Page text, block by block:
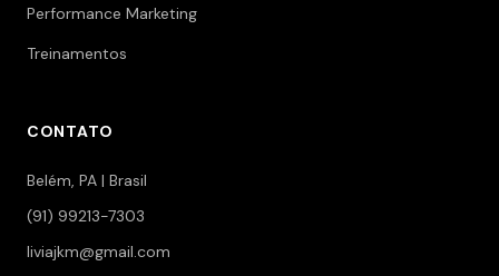
Performance Marketing
Treinamentos
CONTATO
Belém, PA | Brasil
(91) 99213-7303
liviajkm@gmail.com